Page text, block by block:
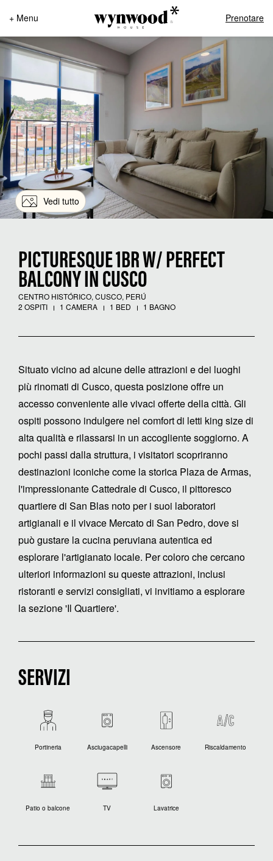
+ Menu Prenotare
Vedi tutto
PICTURESQUE 1BR W/ PERFECT
BALCONY IN CUSCO
CENTRO HISTÓRICO, CUSCO, PERÚ
2 OSPITI
1 CAMERA 1 BED 1 BAGNO
Situato vicino ad alcune delle attrazioni e dei luoghi
più rinomati di Cusco, questa posizione offre un
accesso conveniente alle vivaci offerte della città. Gli
ospiti possono indulgere nel comfort di letti king size di
alta qualità e rilassarsi in un accogliente soggiorno. A
pochi passi dalla struttura, i visitatori scopriranno
destinazioni iconiche come la storica Plaza de Armas,
l'impressionante Cattedrale di Cusco, il pittoresco
quartiere di San Blas noto per i suoi laboratori
artigianali e il vivace Mercato di San Pedro, dove si
può gustare la cucina peruviana autentica ed
esplorare l'artigianato locale. Per coloro che cercano
ulteriori informazioni su queste attrazioni, inclusi
ristoranti e servizi consigliati, vi invitiamo a esplorare
la sezione 'Il Quartiere'.
SERVIZI
Portineria Asciugacapelli Ascensore Riscaldamento
Patio o balcone TV Lavatrice